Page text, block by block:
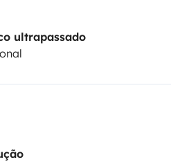
ultrapassado